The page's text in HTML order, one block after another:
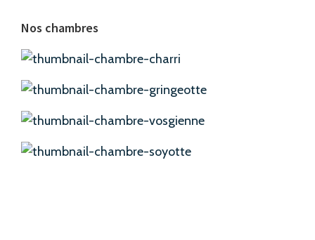
Nos chambres